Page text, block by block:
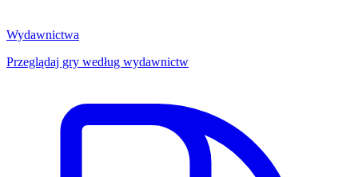
Wydawnictwa
Przeglądaj gry według wydawnictw